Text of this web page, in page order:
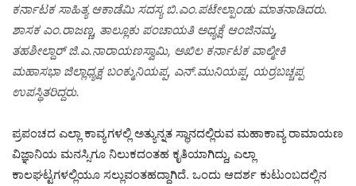
ಕರ್ನಾಟಕ ಸಾಹಿತ್ಯ ಆಕಾಡೆಮಿ ಸದಸ್ಯ ಬಿ.ಎಂ.ಪಟೇಲ್ಪಾಂಡು ಮಾತನಾಡಿದರು.
ಶಾಸಕ ಎಂ.ರಾಜಣ್ಣ, ತಾಲ್ಲೂಕು ಪಂಚಾಯತಿ ಅಧ್ಯಕ್ಷೆ ಆಂಜಿನಮ್ಮ,
ತಹಶೀಲ್ದಾರ್ ಜಿ.ಎ.ನಾರಾಯಣಸ್ವಾಮಿ, ಅಖಿಲ ಕರ್ನಾಟಕ ವಾಲ್ಮೀಕಿ
ಮಹಾಸಭಾ ಜಿಲ್ಲಾಧ್ಯಕ್ಷ ಬಂಕ್ಮುನಿಯಪ್ಪ, ಎನ್.ಮುನಿಯಪ್ಪ, ಯರ್ರಬಚ್ಚಪ್ಪ
ಉಪಸ್ಥಿತರಿದ್ದರು.
ಪ್ರಪಂಚದ ಎಲ್ಲಾ ಕಾವ್ಯಗಳಲ್ಲಿ ಅತ್ಯುನ್ನತ ಸ್ಥಾನದಲ್ಲಿರುವ ಮಹಾಕಾವ್ಯ ರಾಮಾಯಣ
ವಿಜ್ಞಾನಿಯ ಮನಸ್ಸಿಗೂ ನಿಲುಕದಂತಹ ಕೃತಿಯಾಗಿದ್ದು, ಎಲ್ಲಾ
ಕಾಲಘಟ್ಟಗಳಲ್ಲಿಯೂ ಸಲ್ಲುವಂತಹದ್ದಾಗಿದೆ. ಒಂದು ಆದರ್ಶ ಕುಟುಂಬದಲ್ಲಿನ